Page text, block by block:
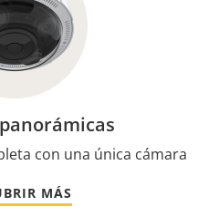
con una única cámara
MÁS